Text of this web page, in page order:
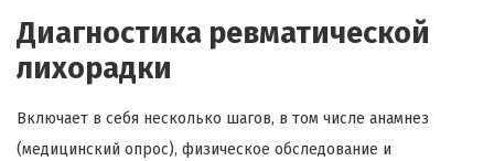
Диагностика ревматической
лихорадки
Включает в себя несколько шагов, в том числе анамнез
(медицинский опрос), физическое обследование и